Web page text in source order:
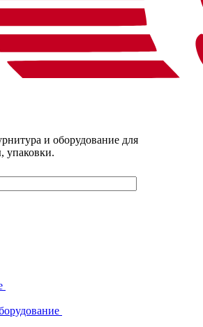
и оборудование для
упаковки.